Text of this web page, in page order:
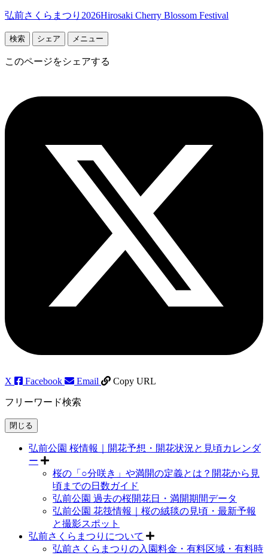
弘前さくらまつり2026Hirosaki Cherry Blossom Festival
検索 シェア メニュー
このページをシェアする
X Facebook Email Copy URL
フリーワード検索
閉じる
弘前公園 桜情報｜開花予想・開花状況と見頃カレンダ
ー
桜の「○分咲き」や満開の定義とは？開花から見
頃までの日数ガイド
弘前公園 過去の桜開花日・満開期間データ
弘前公園 花筏情報｜桜の絨毯の見頃・最新予報
と撮影スポット
弘前さくらまつりについて
弘前さくらまつりの入園料金・有料区域・有料時